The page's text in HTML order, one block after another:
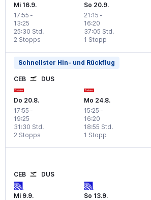
Mi 16.9.
17:55 -
13:25
2 Stopps
25:30 Std.
So 20.9.
21:15 -
16:20
1 Stopp
37:05 Std.
Schnellster Hin- und Rückflug
CEB DUS
Do 20.8.
17:55 -
19:25
2 Stopps
31:30 Std.
Mo 24.8.
15:25 -
16:20
1 Stopp
18:55 Std.
CEB DUS
Mi 9.9.
So 13.9.